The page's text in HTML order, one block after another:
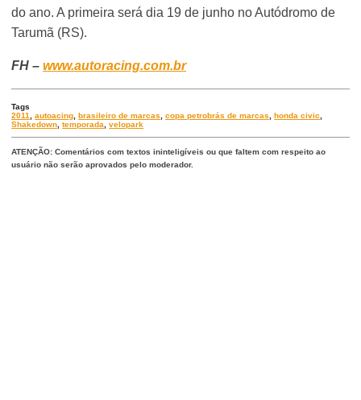
do ano. A primeira será dia 19 de junho no Autódromo de
Tarumã (RS).
FH –www.autoracing.com.br
Tags
2011
,autoacing ,brasileiro de marcas ,copa petrobrás de marcas ,honda civic
Shakedown ,temporada ,velopark
ATENÇÃO: Comentários com textos ininteligíveis ou que faltem com respeito ao
usuário não serão aprovados pelo moderador.